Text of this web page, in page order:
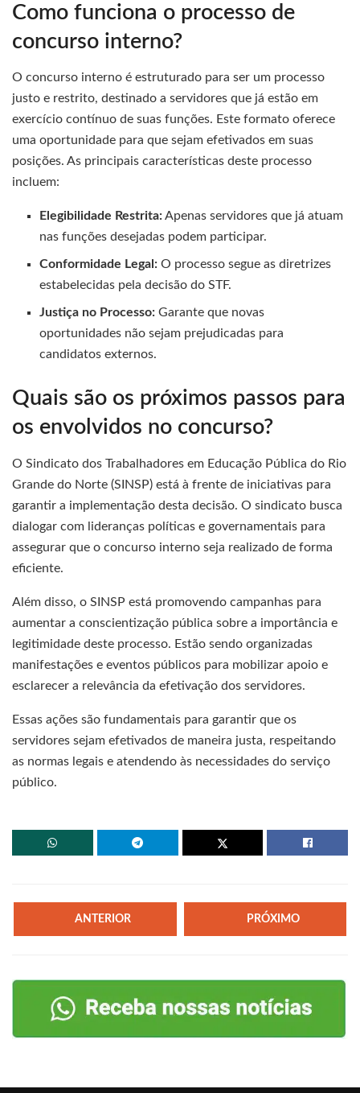
Como funciona o processo de
concurso interno?
O concurso interno é estruturado para ser um processo
justo e restrito, destinado a servidores que já estão em
exercício contínuo de suas funções. Este formato oferece
uma oportunidade para que sejam efetivados em suas
posições. As principais características deste processo
incluem:
Elegibilidade Restrita:Apenas servidores que já atuam
nas funções desejadas podem participar.
Conformidade Legal: O processo segue as diretrizes
estabelecidas pela decisão do STF.
Justiça no Processo: Garante que novas
oportunidades não sejam prejudicadas para
candidatos externos.
Quais são os próximos passos para
os envolvidos no concurso?
O Sindicato dos Trabalhadores em Educação Pública do Rio
Grande do Norte (SINSP) está à frente de iniciativas para
garantir a implementação desta decisão. O sindicato busca
dialogar com lideranças políticas e governamentais para
assegurar que o concurso interno seja realizado de forma
eficiente.
Além disso, o SINSP está promovendo campanhas para
aumentar a conscientização pública sobre a importância e
legitimidade deste processo. Estão sendo organizadas
manifestações e eventos públicos para mobilizar apoio e
esclarecer a relevância da efetivação dos servidores.
Essas ações são fundamentais para garantir que os
servidores sejam efetivados de maneira justa, respeitando
as normas legais e atendendo às necessidades do serviço
público.
ANTERIOR PRÓXIMO